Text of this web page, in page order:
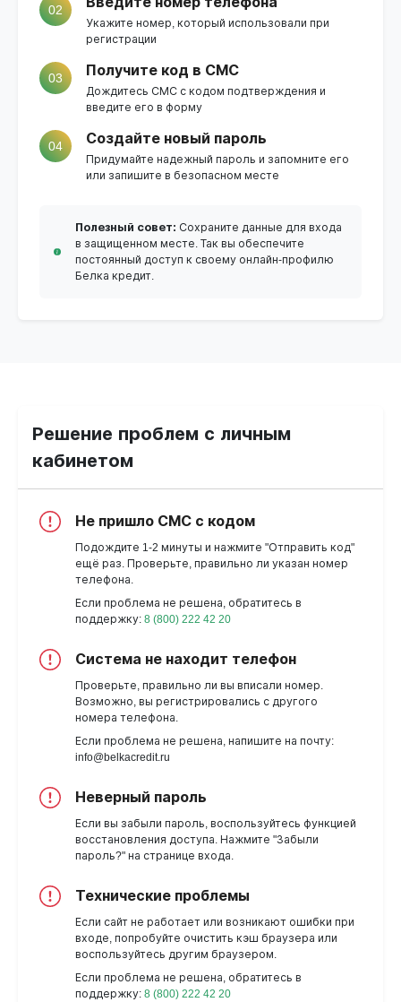
02
Укажите номер, который использовали при
регистрации
03 Получите код в СМС
Дождитесь СМС с кодом подтверждения и
введите его в форму
04 Создайте новый пароль
Придумайте надежный пароль и запомните его
или запишите в безопасном месте
Полезный совет: Сохраните данные для входа
в защищенном месте. Так вы обеспечите
постоянный доступ к своему онлайн-профилю
Белка кредит.
Решение проблем с личным
кабинетом
Не пришло СМС с кодом
Подождите 1-2 минуты и нажмите "Отправить код"
ещё раз. Проверьте, правильно ли указан номер
телефона.
Если проблема не решена, обратитесь в
поддержку: 8 (800) 222 42 20
Система не находит телефон
Проверьте, правильно ли вы вписали номер.
Возможно, вы регистрировались с другого
номера телефона.
Если проблема не решена, напишите на почту:
info@belkacredit.ru
Неверный пароль
Если вы забыли пароль, воспользуйтесь функцией
восстановления доступа. Нажмите "Забыли
пароль?" на странице входа.
Технические проблемы
Если сайт не работает или возникают ошибки при
входе, попробуйте очистить кэш браузера или
воспользуйтесь другим браузером.
Если проблема не решена, обратитесь в
поддержку: 8 (800) 222 42 20